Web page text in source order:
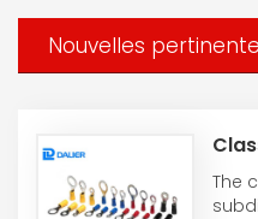
Nouvelles
The